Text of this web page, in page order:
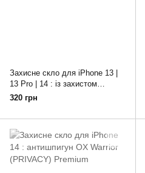
Захисне скло для iPhone 13 |
13 Pro | 14 : із захистом
динаміка Infinity Dust Guard
320 грн